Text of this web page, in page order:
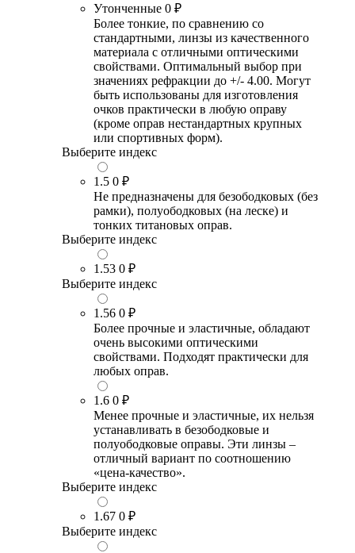
Утонченные 0 ₽
Более тонкие, по сравнению со
стандартными, линзы из качественного
материала с отличными оптическими
свойствами. Оптимальный выбор при
значениях рефракции до +/- 4.00. Могут
быть использованы для изготовления
очков практически в любую оправу
(кроме оправ нестандартных крупных
или спортивных форм).
Выберите индекс
1.5 0 ₽
Не предназначены для безободковых (без
рамки), полуободковых (на леске) и
тонких титановых оправ.
Выберите индекс
1.53 0 ₽
Выберите индекс
1.56 0 ₽
Более прочные и эластичные, обладают
очень высокими оптическими
свойствами. Подходят практически для
любых оправ.
1.6 0 ₽
Менее прочные и эластичные, их нельзя
устанавливать в безободковые и
полуободковые оправы. Эти линзы –
отличный вариант по соотношению
«цена-качество».
Выберите индекс
1.67 0 ₽
Выберите индекс